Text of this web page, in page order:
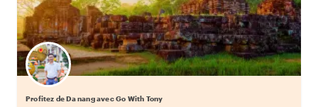
Profitez de Da nang avec Go With Tony